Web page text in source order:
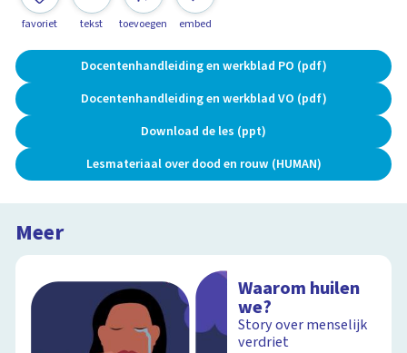
favoriet tekst toevoegen embed
Docentenhandleiding en werkblad PO (pdf)
Docentenhandleiding en werkblad VO (pdf)
Download de les (ppt)
Lesmateriaal over dood en rouw (HUMAN)
Meer
Waarom huilen
we?
Story over menselijk
verdriet